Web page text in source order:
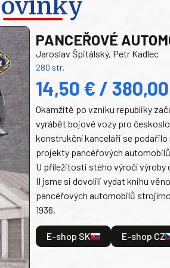
PANCEŘOVÉ
Jaroslav Špitálský, Petr Kadlec
280 str.
14,50 € /
Okamžitě po vzniku republiky
vyrábět bojové vozy pro
konstrukční kanceláři se
projekty pancéřových
U příležitosti stého výročí výroby
II jsme si dovolili vydat knihu
pancéřových automobilů
1936.
E-shop SK E-shop CZ